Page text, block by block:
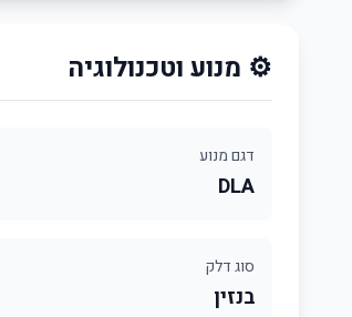
⚙️ מנוע וטכנולוגיה
דגם מנוע
DLA
סוג דלק
בנזין